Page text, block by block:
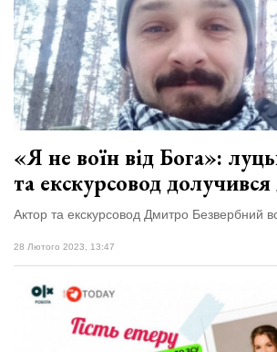
«Я не воїн від Бога»:
та екскурсовод
Актор та екскурсовод Дмитро Безвербний
28 Лютого 2023, 13:47